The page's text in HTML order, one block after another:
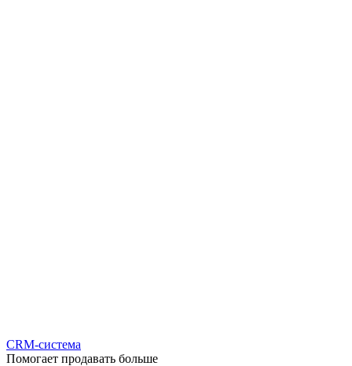
CRM-система
Помогает продавать больше